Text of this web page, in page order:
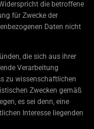
die betroffene
für Zwecke der
Daten nicht
die sich aus ihrer
Verarbeitung
zu wissenschaftlichen
Zwecken gemäß
es sei denn, eine
Interesse liegenden